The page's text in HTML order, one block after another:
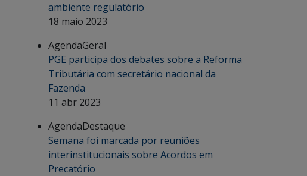
ambiente regulatório
18 maio 2023
AgendaGeral
PGE participa dos debates sobre a Reforma
Tributária com secretário nacional da
Fazenda
11 abr 2023
AgendaDestaque
Semana foi marcada por reuniões
interinstitucionais sobre Acordos em
Precatório